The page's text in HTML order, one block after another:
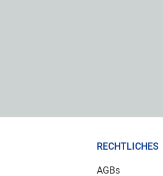
RECHTLICHES
AGBs